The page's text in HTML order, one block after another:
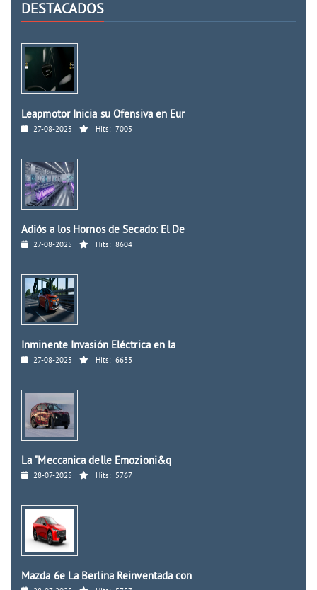
DESTACADOS
Leapmotor Inicia su Ofensiva en Eur
27-08-2025 Hits: 7005
Adiós a los Hornos de Secado: El De
27-08-2025 Hits: 8604
Inminente Invasión Eléctrica en la
27-08-2025 Hits: 6633
La "Meccanica delle Emozioni&q
28-07-2025 Hits: 5767
Mazda 6e La Berlina Reinventada con